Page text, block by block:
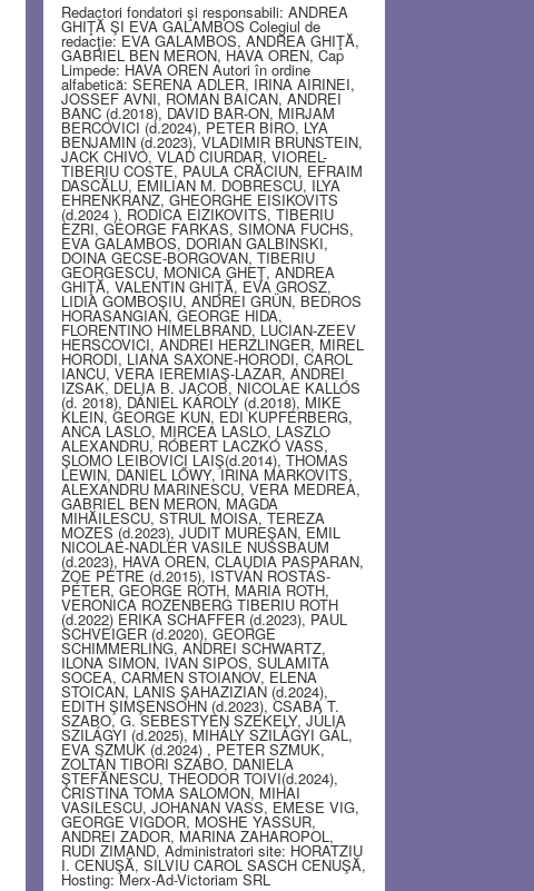
Redactori fondatori şi responsabili: ANDREA
GHIŢĂ ŞI EVA GALAMBOS Colegiul de
redacţie: EVA GALAMBOS, ANDREA GHIŢĂ,
GABRIEL BEN MERON, HAVA OREN, Cap
Limpede: HAVA OREN Autori în ordine
alfabetică: SERENA ADLER, IRINA AIRINEI,
JOSSEF AVNI, ROMAN BAICAN, ANDREI
BANC (d.2018), DAVID BAR-ON, MIRJAM
BERCOVICI (d.2024), PETER BIRO, LYA
BENJAMIN (d.2023), VLADIMIR BRUNSTEIN,
JACK CHIVO, VLAD CIURDAR, VIOREL-
TIBERIU COSTE, PAULA CRĂCIUN, EFRAIM
DASCĂLU, EMILIAN M. DOBRESCU, ILYA
EHRENKRANZ, GHEORGHE EISIKOVITS
(d.2024 ), RODICA EIZIKOVITS, TIBERIU
EZRI, GEORGE FARKAS, SIMONA FUCHS,
EVA GALAMBOS, DORIAN GALBINSKI,
DOINA GECSE-BORGOVAN, TIBERIU
GEORGESCU, MONICA GHEŢ, ANDREA
GHIŢĂ, VALENTIN GHIŢĂ, EVA GROSZ,
LIDIA GOMBOŞIU, ANDREI GRÜN, BEDROS
HORASANGIAN, GEORGE HIDA,
FLORENTINO HIMELBRAND, LUCIAN-ZEEV
HERSCOVICI, ANDREI HERZLINGER, MIREL
HORODI, LIANA SAXONE-HORODI, CAROL
IANCU, VERA IEREMIAŞ-LAZAR, ANDREI
IZSAK, DELIA B. JACOB, NICOLAE KALLÓS
(d. 2018), DÁNIEL KÁROLY (d.2018), MIKE
KLEIN, GEORGE KUN, EDI KUPFERBERG,
ANCA LASLO, MIRCEA LASLO, LASZLO
ALEXANDRU, RÓBERT LACZKÓ VASS,
ŞLOMO LEIBOVICI LAIŞ(d.2014), THOMAS
LEWIN, DANIEL LŐWY, IRINA MARKOVITS,
ALEXANDRU MARINESCU, VERA MEDREA,
GABRIEL BEN MERON, MAGDA
MIHĂILESCU, STRUL MOISA, TEREZA
MOZES (d.2023), JUDIT MUREŞAN, EMIL
NICOLAE-NADLER VASILE NUSSBAUM
(d.2023), HAVA OREN, CLAUDIA PASPARAN,
ZOE PETRE (d.2015), ISTVÁN ROSTÁS-
PÉTER, GEORGE ROTH, MARIA ROTH,
VERONICA ROZENBERG TIBERIU ROTH
(d.2022) ERIKA SCHAFFER (d.2023), PAUL
SCHVEIGER (d.2020), GEORGE
SCHIMMERLING, ANDREI SCHWARTZ,
ILONA SIMON, IVAN SIPOS, SULAMITA
SOCEA, CARMEN STOIANOV, ELENA
STOICAN, LANIS ŞAHAZIZIAN (d.2024),
EDITH ŞIMŞENSOHN (d.2023), CSABA T.
SZABO, G. SEBESTYEN SZEKELY, JÚLIA
SZILÁGYI (d.2025), MIHÁLY SZILÁGYI GÁL,
EVA SZMUK (d.2024) , PETER SZMUK,
ZOLTÁN TIBORI SZABO, DANIELA
ŞTEFĂNESCU, THEODOR TOIVI(d.2024),
CRISTINA TOMA SALOMON, MIHAI
VASILESCU, JOHANAN VASS, EMESE VIG,
GEORGE VIGDOR, MOSHE YASSUR,
ANDREI ZADOR, MARINA ZAHAROPOL,
RUDI ZIMAND, Administratori site: HORATZIU
I. CENUŞĂ, SILVIU CAROL SASCH CENUŞĂ,
Hosting: Merx-Ad-Victoriam SRL